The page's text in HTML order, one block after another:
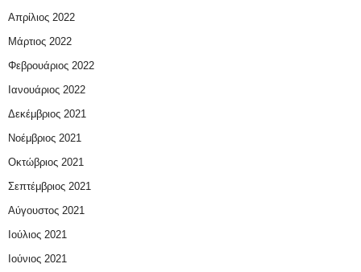
Απρίλιος 2022
Μάρτιος 2022
Φεβρουάριος 2022
Ιανουάριος 2022
Δεκέμβριος 2021
Νοέμβριος 2021
Οκτώβριος 2021
Σεπτέμβριος 2021
Αύγουστος 2021
Ιούλιος 2021
Ιούνιος 2021